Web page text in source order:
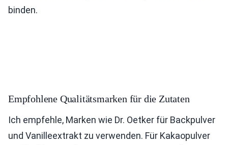
binden.
Empfohlene Qualitätsmarken für die Zutaten
Ich empfehle, Marken wie Dr. Oetker für Backpulver
und Vanilleextrakt zu verwenden. Für Kakaopulver